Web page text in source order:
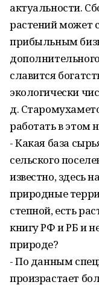
актуальности.
растений может
прибыльным
славится
экологически
д.
работать в этом
- Какая база
сельского
известно, здесь
природные
степной, есть
книгу РФ и РБ и
природе?
- По данным
произрастает